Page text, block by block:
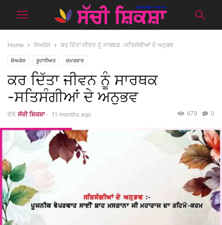
Home ਸ਼ੋਅਕੇਸ ਕਰ ਦਿੱਤਾ ਜੀਵਨ ਨੂੰ ਸਾਰਥਕ -ਸਤਿਸੰਗੀਆਂ ਦੇ ਅਨੁਭਵ
ਸ਼ੋਅਕੇਸ ਰੂਹਾਨੀਅਤ ਚਮਤਕਾਰ
ਕਰ ਦਿੱਤਾ ਜੀਵਨ ਨੂੰ ਸਾਰਥਕ
-ਸਤਿਸੰਗੀਆਂ ਦੇ ਅਨੁਭਵ
ਵੱਲੋ ਸੱਚੀ ਸ਼ਿਕਸ਼ਾ - 11 months ago 0
679